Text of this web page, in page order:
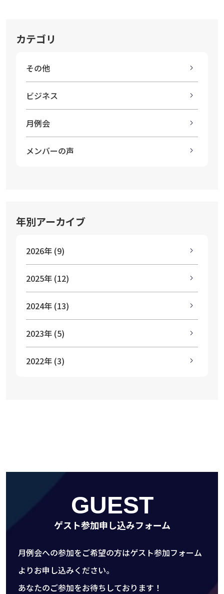
カテゴリ
その他
ビジネス
月例会
メンバーの声
年別アーカイブ
2026年 (9)
2025年 (12)
2024年 (13)
2023年 (5)
2022年 (3)
GUEST
ゲスト参加申し込みフォーム
月例会への参加をご希望の方はゲスト参加フォーム
よりお申し込みください。
あなたのご参加をお待ちしております！